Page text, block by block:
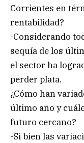
Corrientes en
rentabilidad?
-Considerando
sequía de los
el sector ha
perder plata.
¿Cómo han
último año y
futuro cercano?
-Si bien las